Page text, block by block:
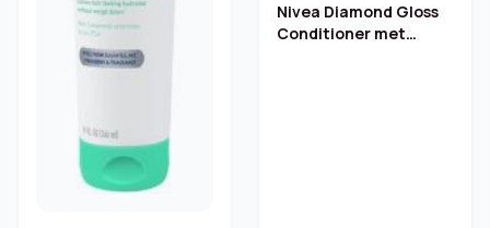
Nivea Diamond Gloss
Conditioner met